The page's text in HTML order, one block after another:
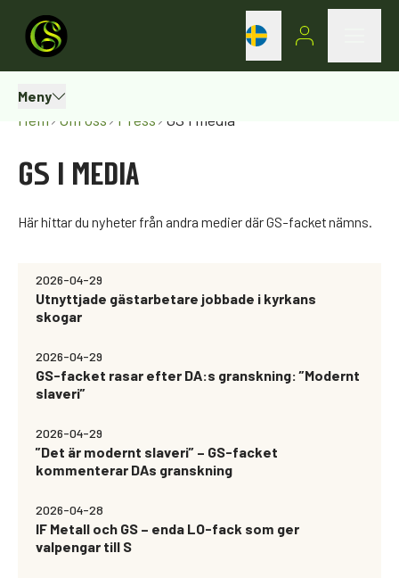
Meny
Hem Om oss Press GS i media
GS I MEDIA
Här hittar du nyheter från andra medier där GS-facket nämns.
2026-04-29
Utnyttjade gästarbetare jobbade i kyrkans
skogar
2026-04-29
GS-facket rasar efter DA:s granskning: ”Modernt
slaveri”
2026-04-29
”Det är modernt slaveri” – GS-facket
kommenterar DAs granskning
2026-04-28
IF Metall och GS – enda LO-fack som ger
valpengar till S